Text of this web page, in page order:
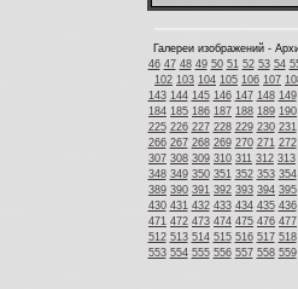
Галереи изображений -
46 47 48 49 50 51 52 53 54
102 103 104 105 106 107
143 144 145 146 147 148 149
184 185 186 187 188 189 190
225 226 227 228 229 230 231
266 267 268 269 270 271 272
307 308 309 310 311 312 313
348 349 350 351 352 353 354
389 390 391 392 393 394 395
430 431 432 433 434 435 436
471 472 473 474 475 476 477
512 513 514 515 516 517 518
553 554 555 556 557 558 559